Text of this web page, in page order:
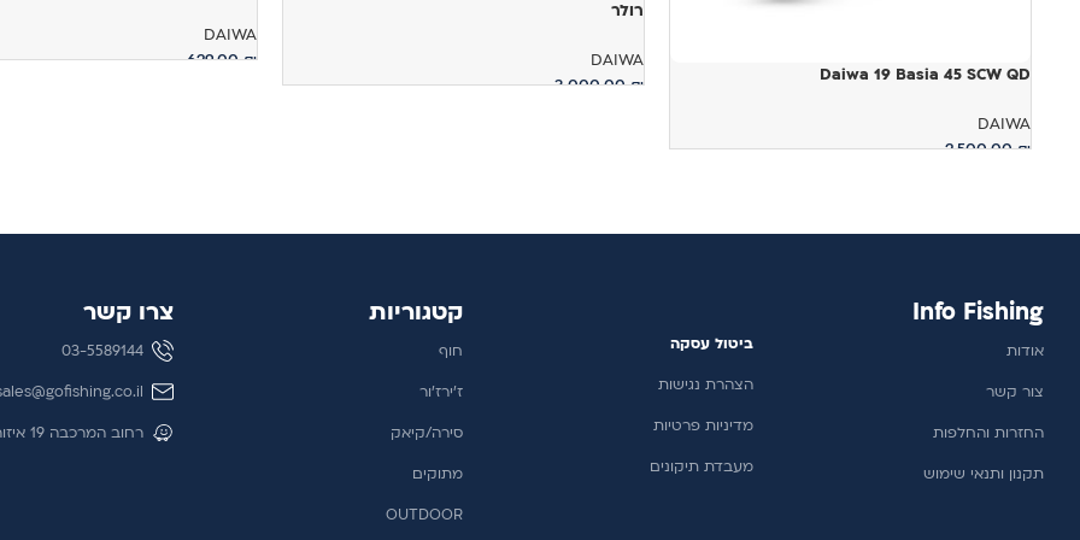
Daiwa 19 Basia 45 SCW QD
DAIWA
2,500.00₪
רולר
DAIWA
3,000.00₪
DAIWA
629.00₪
Info Fishing
אודות
צור קשר
החזרות והחלפות
תקנון ותנאי שימוש
ביטול עסקה
הצהרת נגישות
מדיניות פרטיות
מעבדת תיקונים
קטגוריות
חוף
ז'ירז'ור
סירה/קיאק
מתוקים
OUTDOOR
צרו קשר
03-5589144
רחוב המרכבה 19 איזור התעשייה חולון